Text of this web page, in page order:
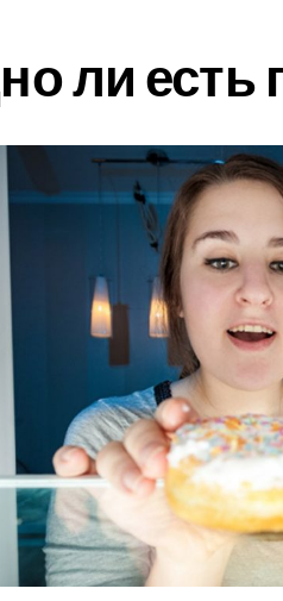
ли есть